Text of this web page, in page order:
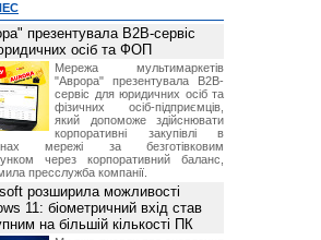
презентувала B2B-сервіс
осіб та ФОП
Мережа мультимаркетів
"Аврора" презентувала B2B-
сервіс для юридичних осіб та
фізичних осіб-підприємців,
який допоможе здійснювати
корпоративні закупівлі в
мережі за безготівковим
через корпоративний баланс,
пресслужба компанії.
розширила можливості
11: біометричний вхід став
на більшій кількості ПК